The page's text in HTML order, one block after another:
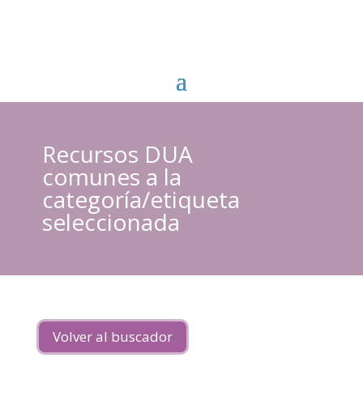
Recursos DUA
comunes a la
categoría/etiqueta
seleccionada
Volver al buscador